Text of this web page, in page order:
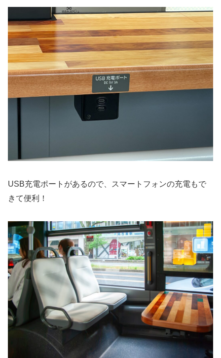
USB充電ポートがあるので、スマートフォンの充電もで
きて便利！